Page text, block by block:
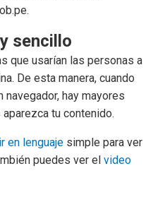
sencillo
que usarían las personas a
De esta manera, cuando
navegador, hay mayores
tu contenido.
en lenguaje simple para ver
puedes ver el video